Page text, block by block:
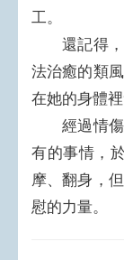
工。
還記得，
法治癒的類
在她的身體
經過情傷
有的事情，
摩、翻身，
慰的力量。